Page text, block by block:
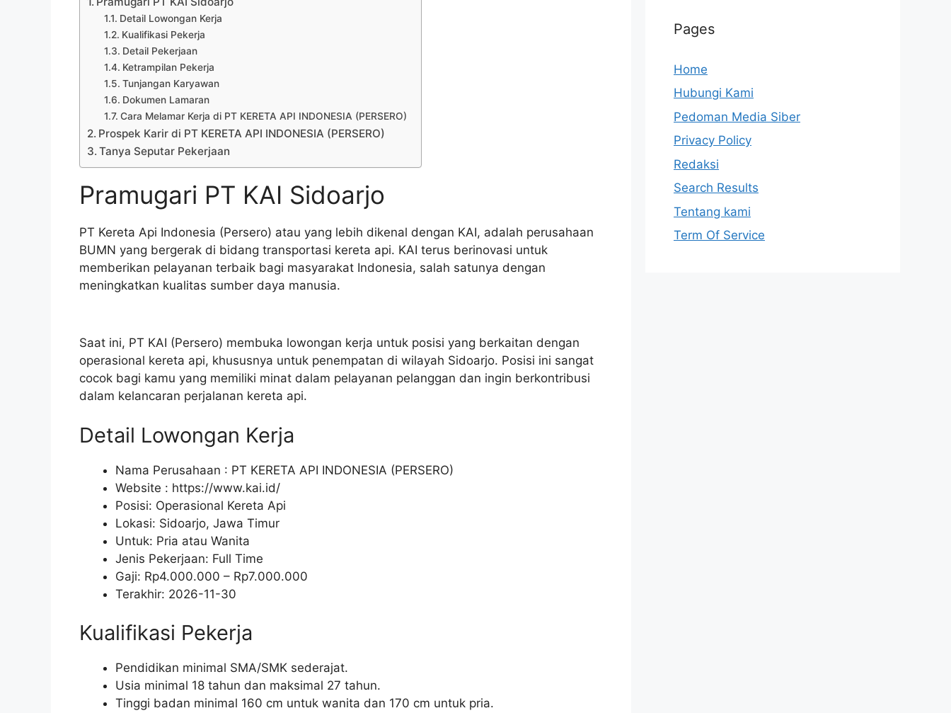
Detail Lowongan Kerja
Kualifikasi Pekerja
Detail Pekerjaan
Ketrampilan Pekerja
Tunjangan Karyawan
Dokumen Lamaran
Cara Melamar Kerja di PT KERETA API INDONESIA (PERSERO)
Prospek Karir di PT KERETA API INDONESIA (PERSERO)
Tanya Seputar Pekerjaan
Pramugari PT KAI Sidoarjo
PT Kereta Api Indonesia (Persero) atau yang lebih dikenal dengan KAI, adalah perusahaan
BUMN yang bergerak di bidang transportasi kereta api. KAI terus berinovasi untuk
memberikan pelayanan terbaik bagi masyarakat Indonesia, salah satunya dengan
meningkatkan kualitas sumber daya manusia.
Saat ini, PT KAI (Persero) membuka lowongan kerja untuk posisi yang berkaitan dengan
operasional kereta api, khususnya untuk penempatan di wilayah Sidoarjo. Posisi ini sangat
cocok bagi kamu yang memiliki minat dalam pelayanan pelanggan dan ingin berkontribusi
dalam kelancaran perjalanan kereta api.
Detail Lowongan Kerja
Nama Perusahaan : PT KERETA API INDONESIA (PERSERO)
Website : https://www.kai.id/
Posisi: Operasional Kereta Api
Lokasi: Sidoarjo, Jawa Timur
Untuk: Pria atau Wanita
Jenis Pekerjaan: Full Time
Gaji: Rp4.000.000 – Rp7.000.000
Terakhir: 2026-11-30
Kualifikasi Pekerja
Pendidikan minimal SMA/SMK sederajat.
Usia minimal 18 tahun dan maksimal 27 tahun.
Tinggi badan minimal 160 cm untuk wanita dan 170 cm untuk pria.
Pages
Home
Hubungi Kami
Pedoman Media Siber
Privacy Policy
Redaksi
Search Results
Tentang kami
Term Of Service